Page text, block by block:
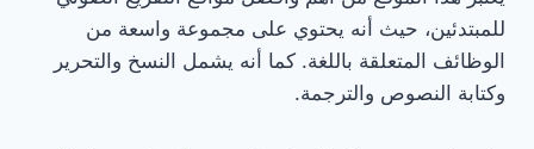
للمبتدئين، حيث أنه يحتوي على مجموعة واسعة من
الوظائف المتعلقة باللغة. كما أنه يشمل النسخ والتحرير
وكتابة النصوص والترجمة.